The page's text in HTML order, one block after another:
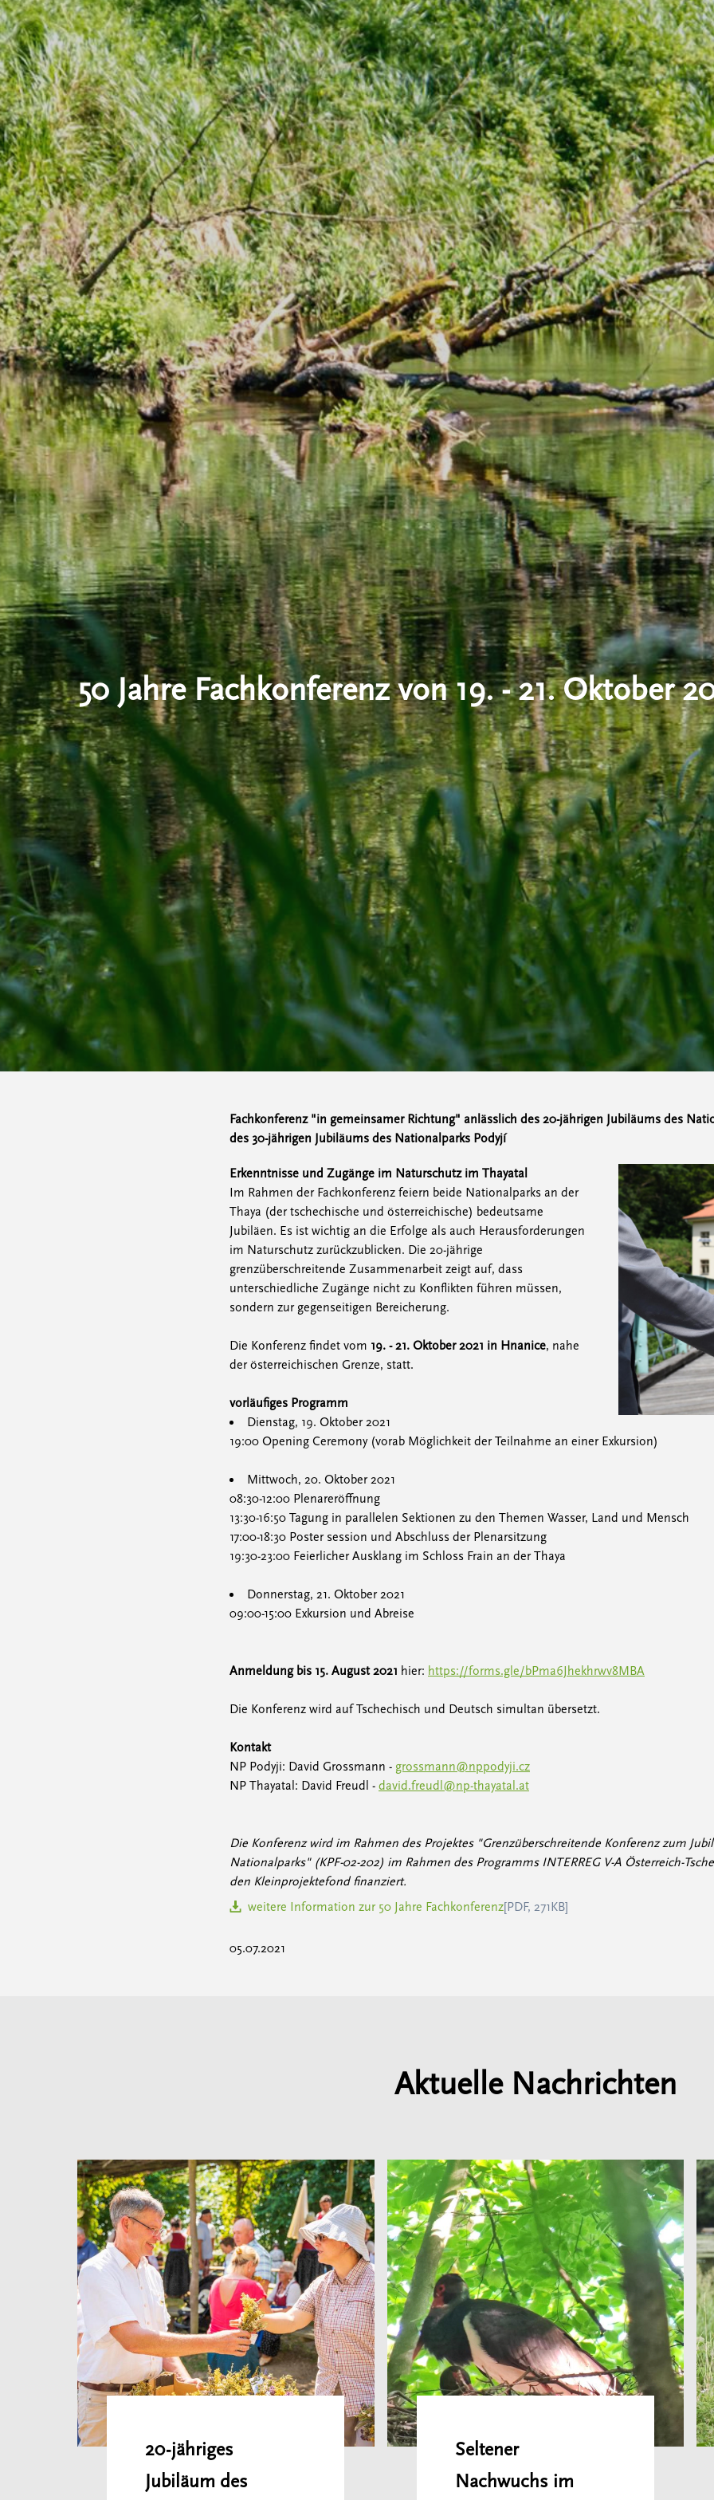
50 Jahre Fachkonferenz von 19. - 21. Oktober
Fachkonferenz "in gemeinsamer Richtung" anlässlich des 20-jährigen Jubiläums des
des 30-jährigen Jubiläums des Nationalparks Podyjí
Erkenntnisse und Zugänge im Naturschutz im Thayatal
Im Rahmen der Fachkonferenz feiern beide Nationalparks an der
Thaya (der tschechische und österreichische) bedeutsame
Jubiläen. Es ist wichtig an die Erfolge als auch Herausforderungen
im Naturschutz zurückzublicken. Die 20-jährige
grenzüberschreitende Zusammenarbeit zeigt auf, dass
unterschiedliche Zugänge nicht zu Konflikten führen müssen,
sondern zur gegenseitigen Bereicherung.
Die Konferenz findet vom 19. - 21. Oktober 2021 in Hnanice, nahe
der österreichischen Grenze, statt.
vorläufiges Programm
Dienstag, 19. Oktober 2021
19:00 Opening Ceremony (vorab Möglichkeit der Teilnahme an einer Exkursion)
Mittwoch, 20. Oktober 2021
08:30-12:00 Plenareröffnung
13:30-16:50 Tagung in parallelen Sektionen zu den Themen Wasser, Land und Mensch
17:00-18:30 Poster session und Abschluss der Plenarsitzung
19:30-23:00 Feierlicher Ausklang im Schloss Frain an der Thaya
Donnerstag, 21. Oktober 2021
09:00-15:00 Exkursion und Abreise
Anmeldung bis 15. August 2021 hier: https://forms.gle/bPma6Jhekhrwv8MBA
Die Konferenz wird auf Tschechisch und Deutsch simultan übersetzt.
Kontakt
NP Podyji: David Grossmann - grossmann@nppodyji.cz
NP Thayatal: David Freudl - david.freudl@np-thayatal.at
Die Konferenz wird im Rahmen des Projektes "Grenzüberschreitende Konferenz zum
Nationalparks" (KPF-02-202) im Rahmen des Programms INTERREG V-A Österreich-
den Kleinprojektefond finanziert.
weitere Information zur 50 Jahre Fachkonferenz[PDF, 271KB]
05.07.2021
Aktuelle Nachrichten
20-jähriges
Jubiläum des
Seltener
Nachwuchs im